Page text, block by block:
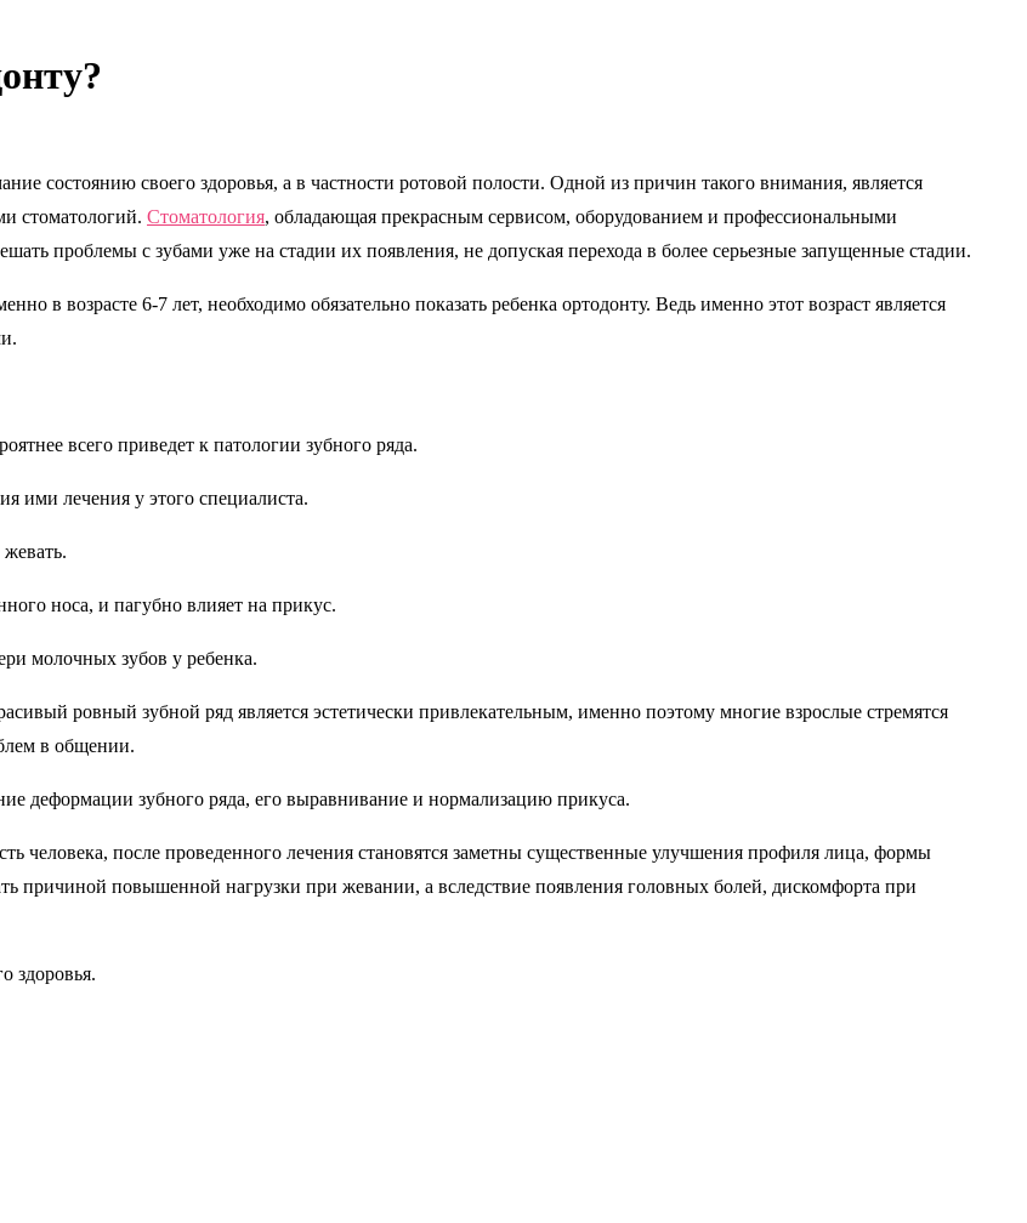
состоянию своего здоровья, а в частности ротовой полости. Одной из причин такого внимания, является
стоматологий. Стоматология, обладающая прекрасным сервисом, оборудованием и профессиональными
проблемы с зубами уже на стадии их появления, не допуская перехода в более серьезные запущенные стадии.
в возрасте 6-7 лет, необходимо обязательно показать ребенка ортодонту. Ведь именно этот возраст является
всего приведет к патологии зубного ряда.
ими лечения у этого специалиста.
носа, и пагубно влияет на прикус.
молочных зубов у ребенка.
ровный зубной ряд является эстетически привлекательным, именно поэтому многие взрослые стремятся
в общении.
деформации зубного ряда, его выравнивание и нормализацию прикуса.
человека, после проведенного лечения становятся заметны существенные улучшения профиля лица, формы
причиной повышенной нагрузки при жевании, а вследствие появления головных болей, дискомфорта при
здоровья.